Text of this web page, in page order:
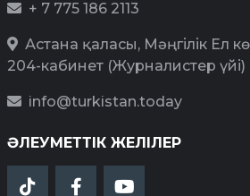
+ 7 775 186 2113
Астана қаласы, Мәңгілік Ел
204-кабинет (Журналистер үйі)
info@turkistan.today
ӘЛЕУМЕТТІК ЖЕЛІЛЕР